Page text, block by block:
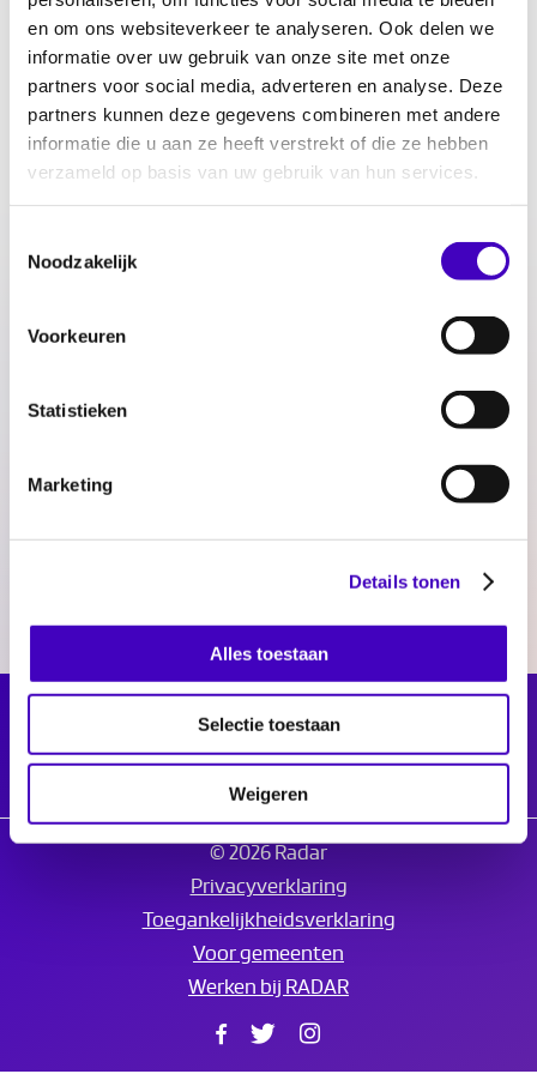
en om ons websiteverkeer te analyseren. Ook delen we
informatie over uw gebruik van onze site met onze
partners voor social media, adverteren en analyse. Deze
partners kunnen deze gegevens combineren met andere
informatie die u aan ze heeft verstrekt of die ze hebben
verzameld op basis van uw gebruik van hun services.
Noodzakelijk
Voorkeuren
Statistieken
Marketing
Details tonen
Alles toestaan
Selectie toestaan
Weigeren
samen met het MT en de medewerkers wil
bouwen aan een professionele organisatie en
een rechtvaardige, inclusieve samenleving.
Kortom, een boegbeeld voor Radar Inc.
RADAR Inc is de moedermaatschappij van
RADAR vóór gelijke behandeling tegen
discriminatie, landelijk kenniscentrum Art.1
en IDEM Rotterdam.
Lees de volledige
Delen:
© 2026 Radar
Privacyverklaring
Toegankelijkheidsverklaring
Voor gemeenten
Werken bij RADAR
Facebook
Twitter